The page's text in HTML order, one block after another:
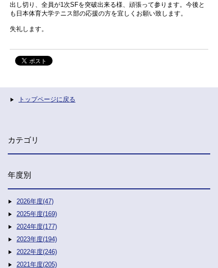
出し切り、全員が1次SFを突破出来る様、頑張って参ります。今後と
も日本体育大学テニス部の応援の方を宜しくお願い致します。
失礼します。
トップページに戻る
カテゴリ
年度別
2026年度(47)
2025年度(169)
2024年度(177)
2023年度(194)
2022年度(246)
2021年度(205)